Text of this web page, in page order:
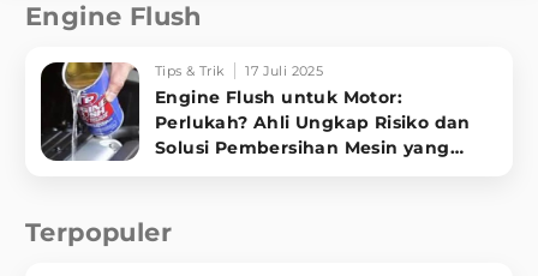
Engine Flush
Tips & Trik 17 Juli 2025
Engine Flush untuk Motor:
Perlukah? Ahli Ungkap Risiko dan
Solusi Pembersihan Mesin yang
Terpopuler